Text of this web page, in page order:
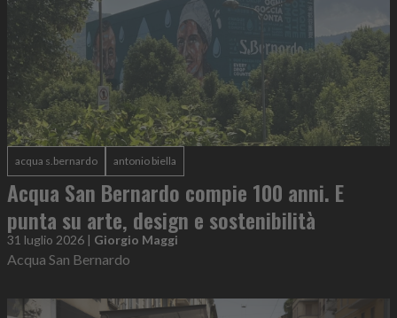
acqua s.bernardo antonio biella
Acqua San Bernardo compie 100 anni. E
punta su arte, design e sostenibilità
31 luglio 2026 | Giorgio Maggi
Acqua San Bernardo